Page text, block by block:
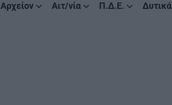
Αρχείον Αιτ/νία Π.Δ.Ε. Δυτικά